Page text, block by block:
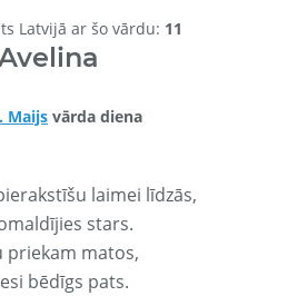
Latvijā ar šo vārdu: 11
Maijs vārda diena
laimei līdzās,
stars.
priekam matos,
bēdīgs pats.